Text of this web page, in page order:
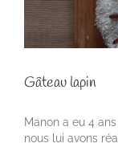
Gâteau lapin
Manon a eu 4
nous lui avons